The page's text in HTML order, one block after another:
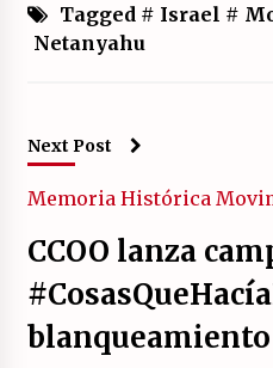
Tagged # Israel #
Netanyahu
Next Post
Memoria Histórica
CCOO lanza